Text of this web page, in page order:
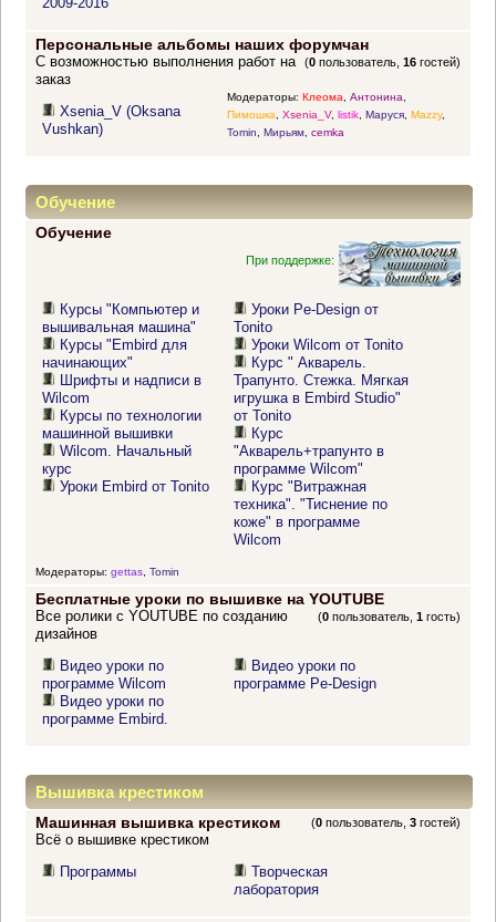
Персональные альбомы наших форумчан
(0 пользователь,16 гостей)
С возможностью выполнения работ на
заказ
Xsenia_V (Oksana
Vushkan)
Модераторы: Клеома, Антонина,
Пимошка, Xsenia_V, listik, Маруся, Mazzy,
Tomin, Мирьям, cemka
Обучение
Обучение
При поддержке:
Курсы "Компьютер и
вышивальная машина"
Курсы "Embird для
начинающих"
Шрифты и надписи в
Wilcom
Курсы по технологии
машинной вышивки
Wilcom. Начальный
курс
Уроки Embird от Tonito
Уроки Pe-Design от
Tonito
Уроки Wilcom от Tonito
Курс " Акварель.
Трапунто. Стежка. Мягкая
игрушка в Embird Studio"
от Tonito
Курс
"Акварель+трапунто в
программе Wilcom"
Курс "Витражная
техника". "Тиснение по
коже" в программе
Wilcom
Модераторы: gettas, Tomin
Бесплатные уроки по вышивке на YOUTUBE
(0 пользователь,1 гость)
Все ролики с YOUTUBE по созданию
дизайнов
Видео уроки по
программе Wilcom
Видео уроки по
программе Embird.
Видео уроки по
программе Pe-Design
Вышивка крестиком
Машинная вышивка крестиком (0 пользователь,3 гостей)
Всё о вышивке крестиком
Программы
Творческая
лаборатория